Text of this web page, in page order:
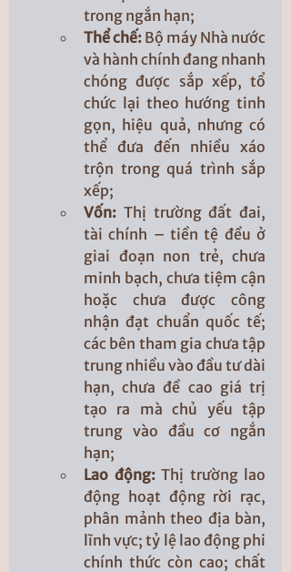
trong ngắn hạn;
Thể chế: Bộ máy Nhà nước
và hành chính đang nhanh
chóng được sắp xếp, tổ
chức lại theo hướng tinh
gọn, hiệu quả, nhưng có
thể đưa đến nhiều xáo
trộn trong quá trình sắp
xếp;
Vốn: Thị trường đất đai,
tài chính – tiền tệ đều ở
giai đoạn non trẻ, chưa
minh bạch, chưa tiệm cận
hoặc chưa được công
nhận đạt chuẩn quốc tế;
các bên tham gia chưa tập
trung nhiều vào đầu tư dài
hạn, chưa đề cao giá trị
tạo ra mà chủ yếu tập
trung vào đầu cơ ngắn
hạn;
Lao động: Thị trường lao
động hoạt động rời rạc,
phân mảnh theo địa bàn,
lĩnh vực; tỷ lệ lao động phi
chính thức còn cao; chất